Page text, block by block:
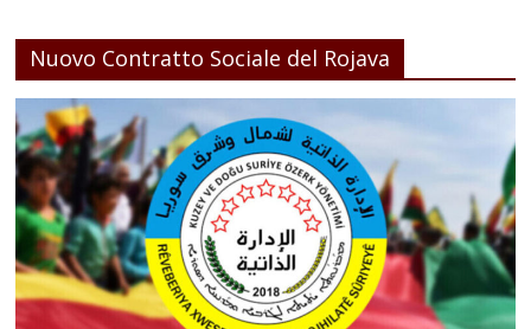
Nuovo Contratto Sociale del Rojava